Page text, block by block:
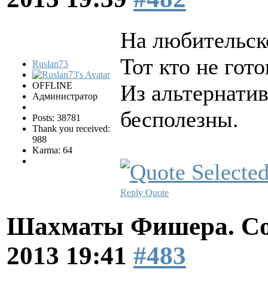
Ruslan73
OFFLINE
Администратор
Posts: 38781
Thank you received:
988
Karma: 64
На
Тот кто не
Из
бесполезны.
Reply Quote
Шахматы Фишера.
2013 19:41 #483